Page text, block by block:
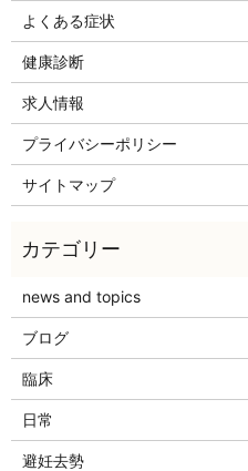
よくある症状
健康診断
求人情報
プライバシーポリシー
サイトマップ
news and topics
ブログ
臨床
日常
避妊去勢